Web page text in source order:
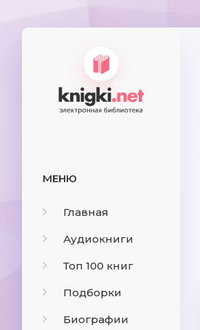
МЕНЮ
Главная
Аудиокниги
Топ 100 книг
Подборки
Биографии